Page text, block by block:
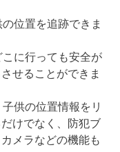
位置を追跡できま
に行っても安全が
せることができま
供の位置情報をリ
けでなく、防犯ブ
メラなどの機能も